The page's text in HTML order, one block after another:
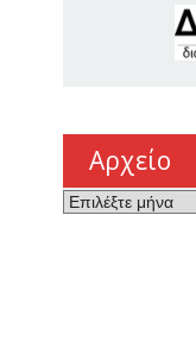
Αρχείο
Αρχείο